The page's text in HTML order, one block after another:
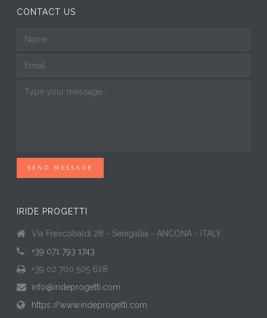
CONTACT US
SEND MESSAGE
IRIDE PROGETTI
Via Frescobaldi 28 - Senigallia - ANCONA - ITALY
+39 071 793 1743
+39 02 700 505 628
info@irideprogetti.com
https://www.irideprogetti.com